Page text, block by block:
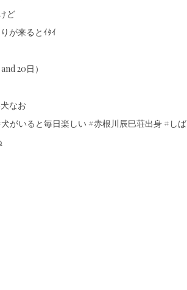
ど
が来るとｲﾀｲ
20日）
なお
がいると毎日楽しい #赤根川辰巳荘出身 #しば